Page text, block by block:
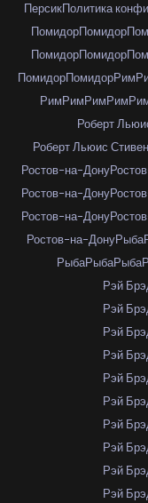
ПерсикПолитика
ПомидорПомидор
ПомидорПомидор
ПомидорПомидорРим
РимРимРимРим
Роберт
Роберт Льюис
Ростов-на-Дону
Ростов-на-Дону
Ростов-на-Дону
Ростов-на-ДонуРыба
РыбаРыбаРыба
Рэй
Рэй
Рэй
Рэй
Рэй
Рэй
Рэй
Рэй
Рэй
Рэй